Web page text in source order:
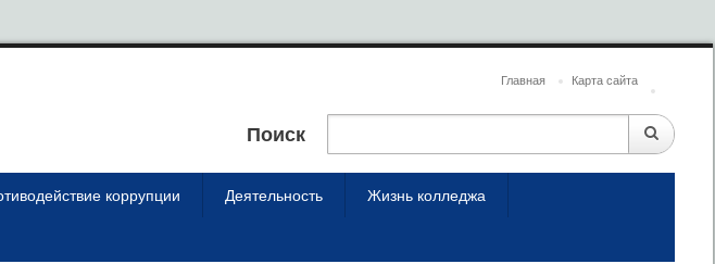
Главная Карта сайта
Поиск
коррупции Деятельность Жизнь колледжа